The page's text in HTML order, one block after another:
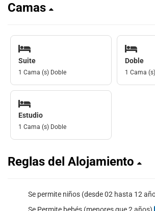
Camas
Suite
1 Cama (s) Doble
Doble
1 Cama
Estudio
1 Cama (s) Doble
Reglas del Alojamiento
Se permite niños (desde 02 hasta 12